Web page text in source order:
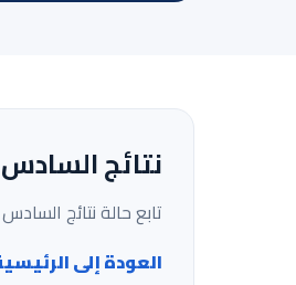
نتائج السادس الابتدائي
تابع حالة نتائج السادس الابتدائي في ذي قار للعام 2026
العودة إلى